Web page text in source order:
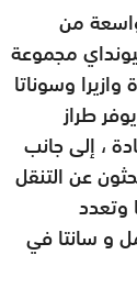
من
مجموعة
وسوناتا
طراز
، إلى جانب
عن التنقل
وتعدد
و سانتا في